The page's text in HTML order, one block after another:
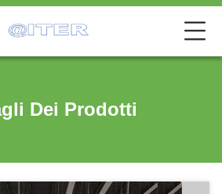
Dei Prodotti